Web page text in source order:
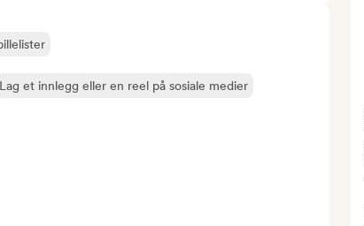
Lag et innlegg eller en reel på sosiale medier